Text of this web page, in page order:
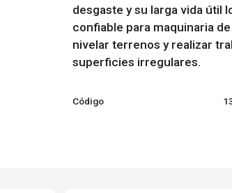
desgaste y su larga vida útil
confiable para maquinaria
nivelar terrenos y realizar
superficies irregulares.
Código